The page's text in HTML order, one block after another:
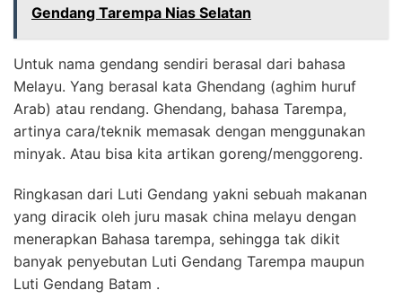
Gendang Tarempa Nias Selatan
Untuk nama gendang sendiri berasal dari bahasa
Melayu. Yang berasal kata Ghendang (aghim huruf
Arab) atau rendang. Ghendang, bahasa Tarempa,
artinya cara/teknik memasak dengan menggunakan
minyak. Atau bisa kita artikan goreng/menggoreng.
Ringkasan dari Luti Gendang yakni sebuah makanan
yang diracik oleh juru masak china melayu dengan
menerapkan Bahasa tarempa, sehingga tak dikit
banyak penyebutan Luti Gendang Tarempa maupun
Luti Gendang Batam .